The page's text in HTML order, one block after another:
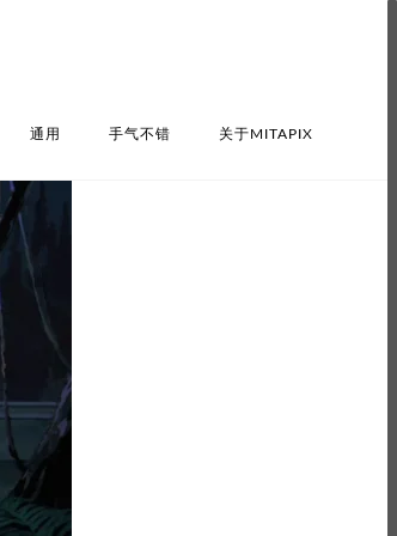
通用 手气不错 关于MITAPIX